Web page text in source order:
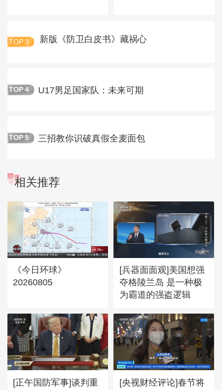
TOP 3 新版《防卫白皮书》藏祸心
TOP 4 U17男足国家队：未来可期
TOP 5 三招教你识破真假全麦面包
相关推荐
《今日环球》
20260805
[兵器面面观]美国想强
夺格陵兰岛 是一种极
为霸道的强盗逻辑
[正午国防军事]谈判重
[央视财经评论]春节将